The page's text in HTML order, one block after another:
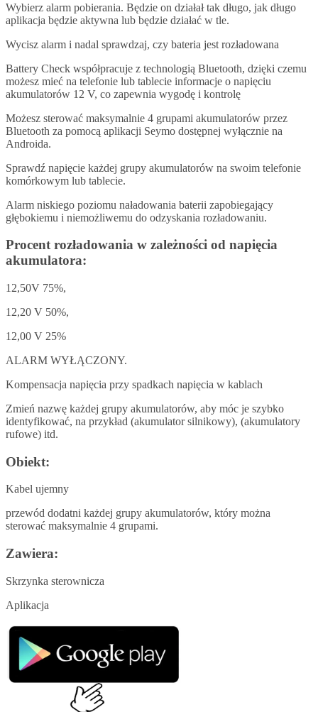
Wybierz alarm pobierania. Będzie on działał tak długo, jak długo
aplikacja będzie aktywna lub będzie działać w tle.
Wycisz alarm i nadal sprawdzaj, czy bateria jest rozładowana
Battery Check współpracuje z technologią Bluetooth, dzięki czemu
możesz mieć na telefonie lub tablecie informacje o napięciu
akumulatorów 12 V, co zapewnia wygodę i kontrolę
Możesz sterować maksymalnie 4 grupami akumulatorów przez
Bluetooth za pomocą aplikacji Seymo dostępnej wyłącznie na
Androida.
Sprawdź napięcie każdej grupy akumulatorów na swoim telefonie
komórkowym lub tablecie.
Alarm niskiego poziomu naładowania baterii zapobiegający
głębokiemu i niemożliwemu do odzyskania rozładowaniu.
Procent rozładowania w zależności od napięcia
akumulatora:
12,50V 75%,
12,20 V 50%,
12,00 V 25%
ALARM WYŁĄCZONY.
Kompensacja napięcia przy spadkach napięcia w kablach
Zmień nazwę każdej grupy akumulatorów, aby móc je szybko
identyfikować, na przykład (akumulator silnikowy), (akumulatory
rufowe) itd.
Obiekt:
Kabel ujemny
przewód dodatni każdej grupy akumulatorów, który można
sterować maksymalnie 4 grupami.
Zawiera:
Skrzynka sterownicza
Aplikacja